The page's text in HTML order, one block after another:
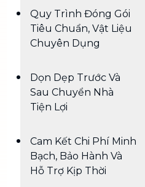
Quy Trình Đóng Gói
Tiêu Chuẩn, Vật Liệu
Chuyên Dụng
Dọn Dẹp Trước Và
Sau Chuyển Nhà
Tiện Lợi
Cam Kết Chi Phí Minh
Bạch, Bảo Hành Và
Hỗ Trợ Kịp Thời